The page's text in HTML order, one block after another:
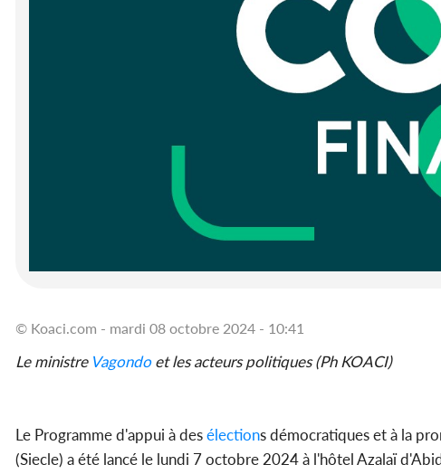
© Koaci.com - mardi 08 octobre 2024 - 10:41
Le ministre Vagondoet les acteurs politiques (Ph KOACI)
Le Programme d'appui à desélections démocratiques et à la
(Siecle) a été lancé le lundi 7 octobre 2024 à l'hôtel Azalaï